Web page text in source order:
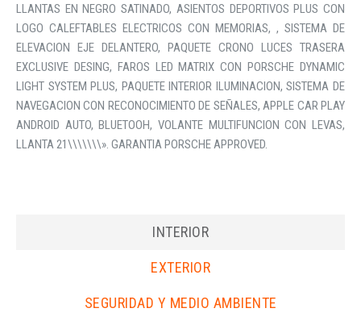
LLANTAS EN NEGRO SATINADO, ASIENTOS DEPORTIVOS PLUS CON
LOGO CALEFTABLES ELECTRICOS CON MEMORIAS, , SISTEMA DE
ELEVACION EJE DELANTERO, PAQUETE CRONO LUCES TRASERA
EXCLUSIVE DESING, FAROS LED MATRIX CON PORSCHE DYNAMIC
LIGHT SYSTEM PLUS, PAQUETE INTERIOR ILUMINACION, SISTEMA DE
NAVEGACION CON RECONOCIMIENTO DE SEÑALES, APPLE CAR PLAY
ANDROID AUTO, BLUETOOH, VOLANTE MULTIFUNCION CON LEVAS,
LLANTA 21\\\\\\\». GARANTIA PORSCHE APPROVED.
INTERIOR
EXTERIOR
SEGURIDAD Y MEDIO AMBIENTE